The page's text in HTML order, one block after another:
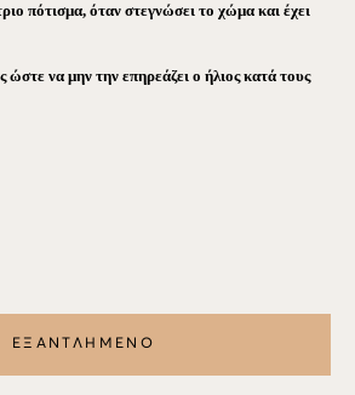
πότισμα, όταν στεγνώσει το χώμα και έχει
ώστε να μην την επηρεάζει ο ήλιος κατά τους
ΕΞΑΝΤΛΗΜΕΝΟ